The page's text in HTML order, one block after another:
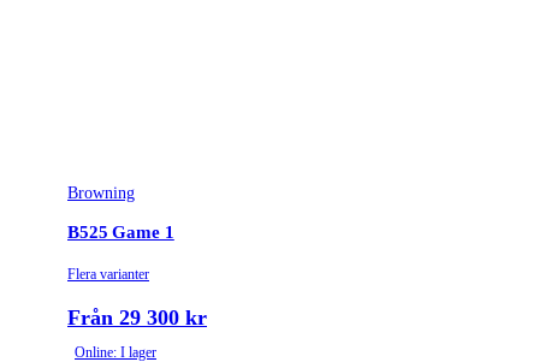
Browning
B525 Game 1
Flera varianter
Från 29 300 kr
Online: I lager